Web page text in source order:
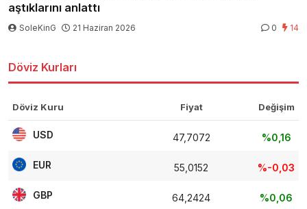
aştıklarını anlattı
SoleKinG 21 Haziran 2026 0 14
Döviz Kurları
Döviz Kuru Fiyat Değişim
USD 47,7072 %0,16
EUR 55,0152 %-0,03
GBP 64,2424 %0,06